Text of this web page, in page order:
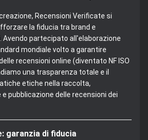
Recensioni Verificate si
la fiducia tra brand e
Avendo partecipato all'elaborazione
mondiale volto a garantire
recensioni online (diventato NF ISO
una trasparenza totale e il
etiche nella raccolta,
pubblicazione delle recensioni dei
garanzia di fiducia